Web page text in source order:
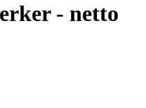
- netto